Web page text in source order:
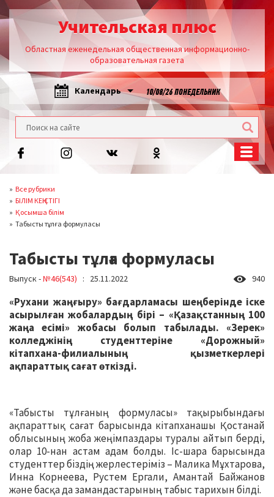
Учительская плюс
Областная еженедельная общественная информационно-
образовательная газета
Календарь 10/08/26 ПОНЕДЕЛЬНИК
Все рубрики
БІЛІМ КЕҢІСТІГІ
Қосымша білім
Табысты тұлға формуласы
Табысты тұлға формуласы
Выпуск -№46(543) : 25.11.2022 940
«Рухани жаңғыру» бағдарламасы шеңберінде іске
асырылған жобалардың бірі – «Қазақстанның 100
жаңа есімі» жобасы болып табылады. «Зерек»
колледжінің студенттеріне «Дорожный»
кітапхана-филиалының қызметкерлері
ақпараттық сағат өткізді.
«Табысты тұлғаның формуласы» тақырыбындағы
ақпараттық сағат барысында кітапханашы Қостанай
облысының жоба жеңімпаздары туралы айтып берді,
олар 10-нан астам адам болды. Іс-шара барысында
студенттер біздің жерлестеріміз – Малика Мұхтарова,
Инна Корнеева, Рустем Ергали, Амантай Байжанов
және басқа да замандастарының табыс тарихын білді.